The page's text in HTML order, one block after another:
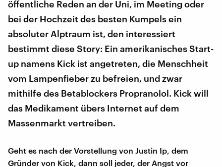
öffentliche Reden an der Uni, im Meeting oder
bei der Hochzeit des besten Kumpels ein
absoluter Alptraum ist, den interessiert
bestimmt diese Story: Ein amerikanisches Start-
up namens Kick ist angetreten, die Menschheit
vom Lampenfieber zu befreien, und zwar
mithilfe des Betablockers Propranolol. Kick will
das Medikament übers Internet auf dem
Massenmarkt vertreiben.
Geht es nach der Vorstellung von Justin Ip, dem
Gründer von Kick, dann soll jeder, der Angst vor